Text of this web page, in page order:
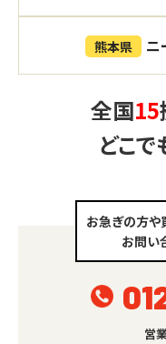
熊本県 ニ
全国15
どこで
お急ぎの方や
お問い
営